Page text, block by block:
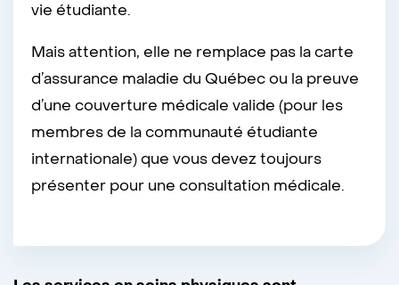
vie étudiante.
Mais attention, elle ne remplace pas la carte
d’assurance maladie du Québec ou la preuve
d’une couverture médicale valide (pour les
membres de la communauté étudiante
internationale) que vous devez toujours
présenter pour une consultation médicale.